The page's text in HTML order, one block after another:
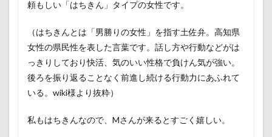
頼もしい「はちきん」タイプの女性です。
（はちきんとは「男勝りの女性」を指す土佐弁。高知県
女性の県民性を表した言葉です。話し方や行動などがは
っきりしており快活、気のいい性格で負けん気が強い。
後ろを振り返ることなく前進し続ける行動力にあふれて
いる。wiki様より抜粋）
私もはちきんなので、Mさんが来るとすごく嬉しい。